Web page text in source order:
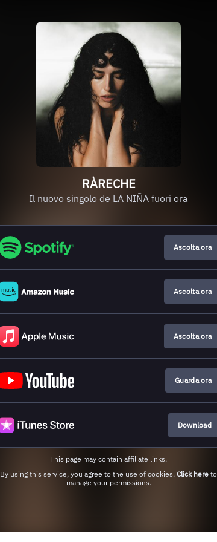
RÀRECHE
Il nuovo singolo de LA NIÑA fuori ora
Ascolta ora
Ascolta ora
Ascolta ora
Guarda ora
Download
This page may contain affiliate links.
By using this service, you agree to the use of cookies. Click here to
manage your permissions.